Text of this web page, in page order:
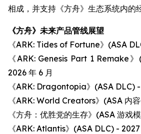
相成，并支持《方舟》生态系统内的
《方舟》未来产品管线展望
《ARK: Tides of Fortune》(ASA
《ARK: Genesis Part 1 Remake
2026 年 6 月
《ARK: Dragontopia》(ASA DLC) -
《ARK: World Creators》(ASA 内
《方舟：优胜党的生存》(ASA 游戏
《ARK: Atlantis》(ASA DLC) -